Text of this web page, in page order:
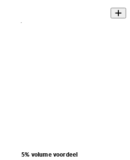
5% volume voordeel